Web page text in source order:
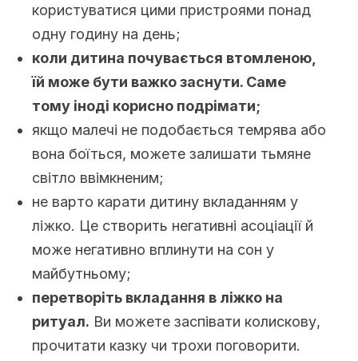
користуватися цими пристроями понад
одну годину на день;
коли дитина почувається втомленою,
їй може бути важко заснути. Саме
тому іноді корисно подрімати;
якщо малечі не подобається темрява або
вона боїться, можете залишати тьмяне
світло ввімкненим;
не варто карати дитину вкладанням у
ліжко. Це створить негативні асоціації й
може негативно вплинути на сон у
майбутньому;
перетворіть вкладання в ліжко на
ритуал. Ви можете заспівати колискову,
прочитати казку чи трохи поговорити.